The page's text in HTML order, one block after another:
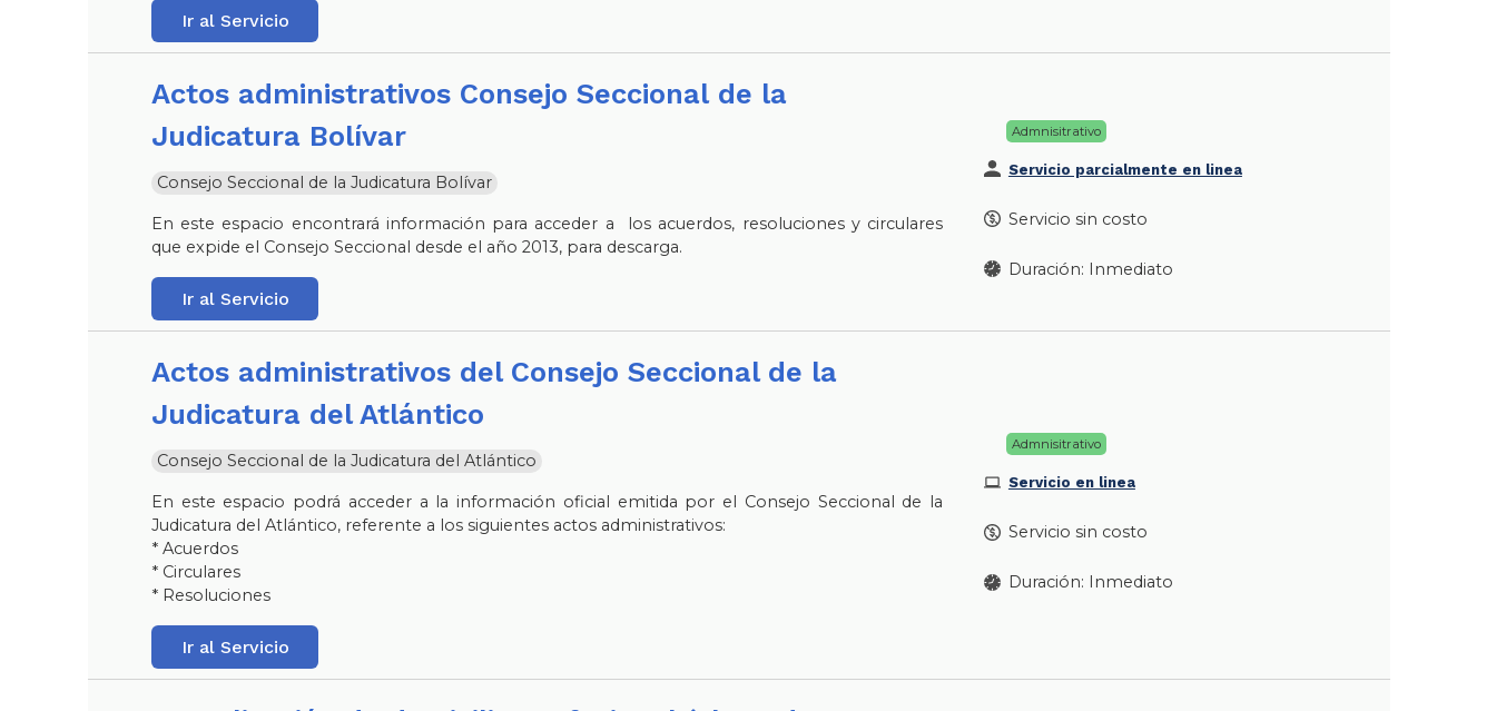
Ir al Servicio
Actos administrativos Consejo Seccional de la
Judicatura Bolívar
Consejo Seccional de la Judicatura Bolívar
En este espacio encontrará información para acceder a los acuerdos, resoluciones y circulares
que expide el Consejo Seccional desde el año 2013, para descarga.
Ir al Servicio
Admnisitrativo
Servicio parcialmente en linea
Servicio sin costo
Duración: Inmediato
Actos administrativos del Consejo Seccional de la
Judicatura del Atlántico
Consejo Seccional de la Judicatura del Atlántico
En este espacio podrá acceder a la información oficial emitida por el Consejo Seccional de la
Judicatura del Atlántico, referente a los siguientes actos administrativos:
* Acuerdos
* Circulares
* Resoluciones
Ir al Servicio
Admnisitrativo
Servicio en linea
Servicio sin costo
Duración: Inmediato